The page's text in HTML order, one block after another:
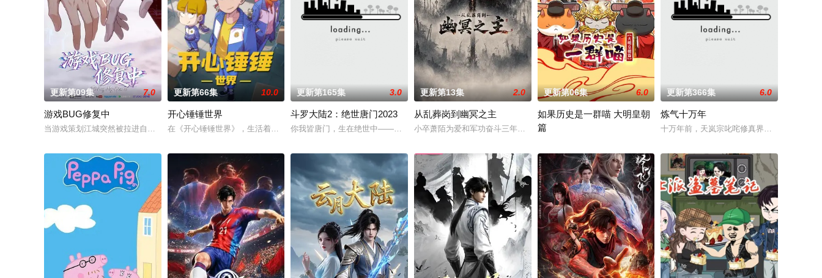
更新第09集 7.0
游戏BUG修复中
当游戏策划江城突然被拉进自己精心打造的数字世界时，他原本以为能在这片熟悉的地方游刃有余。然而，令他震惊的是，游戏中强大无比的魔王苏夜不知为何
更新第66集 10.0
开心锤锤世界
在《开心锤锤世界》，生活着乐观善良的少年锤锤和他性格各异的家人朋友们，他们在日常琐事中脑洞大开，以充满趣味的方式应对生活琐事或难题，碰撞出欢
更新第165集 3.0
斗罗大陆2：绝世唐门2023
你我皆唐门，生在绝世中——腾讯视频《斗罗大陆绝世唐门》动画正式启动！
更新第13集 2.0
从乱葬岗到幽冥之主
小卒萧陌为爱和军功奋斗三年，却被恋人柳莺儿与将军之子赵昊联手背叛，残忍杀害后抛尸乱葬岗。濒死之际，他唤
更新第06集 6.0
如果历史是一群喵 大明皇朝
篇
更新第366集 6.0
炼气十万年
十万年前，天岚宗叱咤修真界，宗内弟子皆